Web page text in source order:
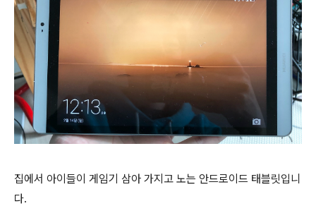
집에서 아이들이 게임기 삼아 가지고 노는 안드로이드 태블릿입니
다.